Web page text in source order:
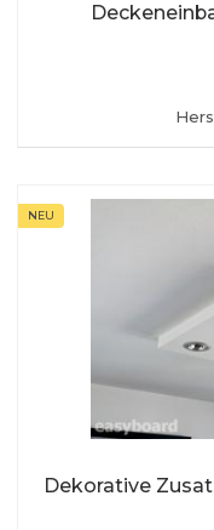
Dekorative
NEU